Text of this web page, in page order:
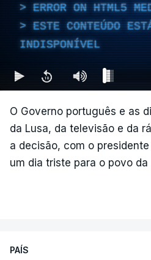
ERROR ON HTML5
ESTE CONTEÚDO
INDISPONÍVEL
O Governo português e as
da Lusa, da televisão e da
a decisão, com o
um dia triste para o povo da
PAÍS